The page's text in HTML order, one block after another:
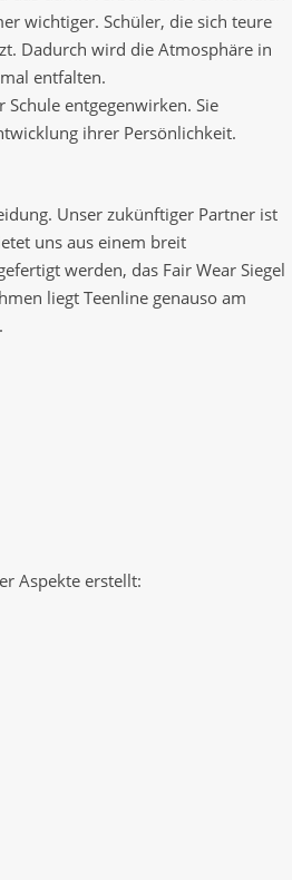
wichtiger. Schüler, die sich teure
Dadurch wird die Atmosphäre in
entfalten.
entgegenwirken. Sie
ihrer Persönlichkeit.
Unser zukünftiger Partner ist
uns aus einem breit
werden, das Fair Wear Siegel
liegt Teenline genauso am
Aspekte erstellt: